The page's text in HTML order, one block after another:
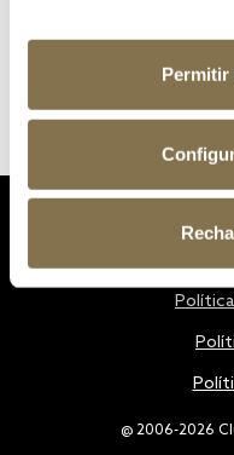
Permitir
@ 2006-2026